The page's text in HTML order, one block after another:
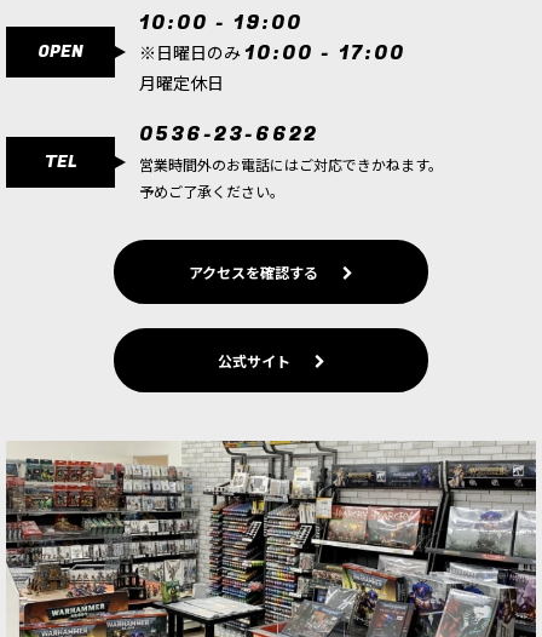
580円(税込)
6点
明るい瑠璃色。ライトブルー。「テクリス」と
は、ウォーハンマー世界で有数の大魔術師、ハイ
アの帝立魔術大学校設立にも尽力。
[シタデルカラー：LAYER] LOTHERN BLUE ロー
580
淡い空色。勿忘草色。「ローザン」とは、ウォー
ハンマー世界にあるエルフの島大陸ウルサーンに
ある巨大港湾都市。波しぶきのように淡く、そし
てあまりにも儚すぎる青。
OPEN
10:00 - 19:00
※日曜日のみ 10:00 - 17:00
月曜定休日
TEL
0536-23-6622
営業時間外のお電話にはご対応できかねます。
予めご了承ください。
アクセスを確認する
公式サイト